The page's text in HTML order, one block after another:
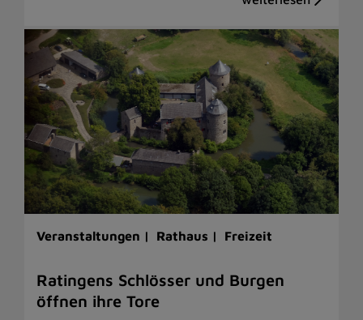
Veranstaltungen | Rathaus | Freizeit
Ratingens Schlösser und Burgen
öffnen ihre Tore